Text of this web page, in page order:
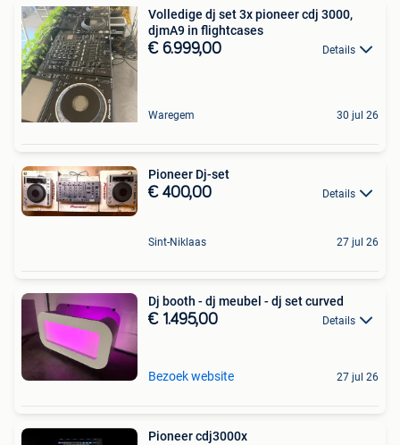
Volledige dj set 3x pioneer cdj 3000,
djmA9 in flightcases
€ 6.999,00 Details
Waregem 30 jul 26
Pioneer Dj-set
€ 400,00 Details
Sint-Niklaas 27 jul 26
Dj booth - dj meubel - dj set curved
€ 1.495,00 Details
Bezoek website 27 jul 26
Pioneer cdj3000x